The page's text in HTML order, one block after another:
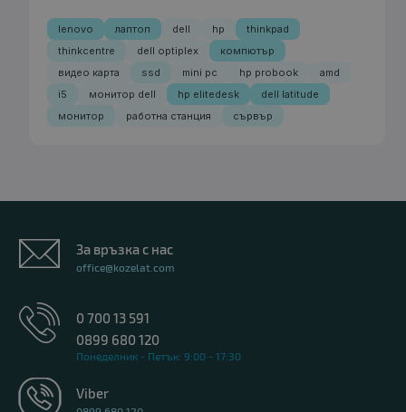
lenovo лаптоп dell hp
thinkpad
thinkcentre
dell optiplex
компютър
видео карта
ssd mini pc hp probook
amd
i5
монитор dell hp elitedesk
dell latitude
монитор
работна станция сървър
За връзка с нас
office@kozelat.com
0 700 13 591
0899 680 120
Понеделник - Петък: 9:00 - 17:30
Viber